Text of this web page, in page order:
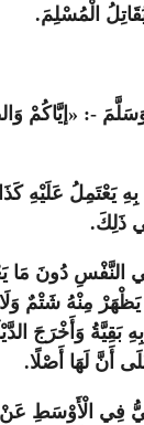
الْمُسْلِمَ.
-: «إيَّاكُمْ
عَلَيْهِ
ذَلِكَ.
النَّفْسِ دُونَ
مِنْهُ شَتْمٌ
بَقِيَّةُ
أَنَّ لَهَا أَصْلًا.
فِي